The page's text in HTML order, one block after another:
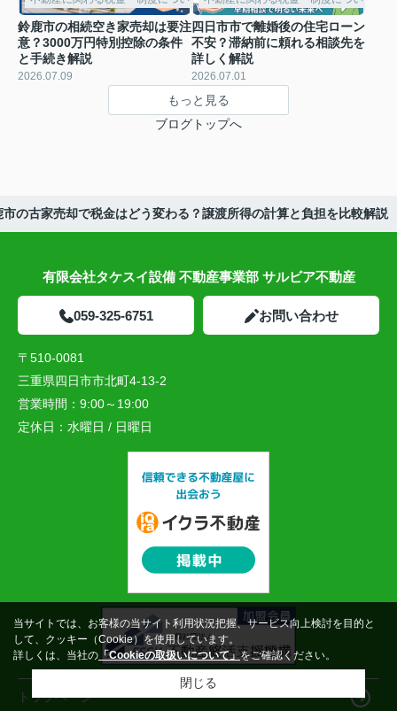
鈴鹿市の相続空き家売却は要注
意？3000万円特別控除の条件
と手続き解説
2026.07.09
四日市市で離婚後の住宅ローン
不安？滞納前に頼れる相談先を
詳しく解説
2026.07.01
もっと見る
ブログトップへ
市の古家売却で税金はどう変わる？譲渡所得の計算と負担を比較解説
有限会社タケスイ設備 不動産事業部 サルビア不動産
059-325-6751 お問い合わせ
〒510-0081
三重県四日市市北町4-13-2
営業時間： 9:00～19:00
定休日： 水曜日 / 日曜日
トップページ
当サイトでは、お客様の当サイト利用状況把握、サービス向上検討を目的と
して、クッキー（Cookie）を使用しています。
詳しくは、当社の 「Cookieの取扱いについて」をご確認ください。
閉じる